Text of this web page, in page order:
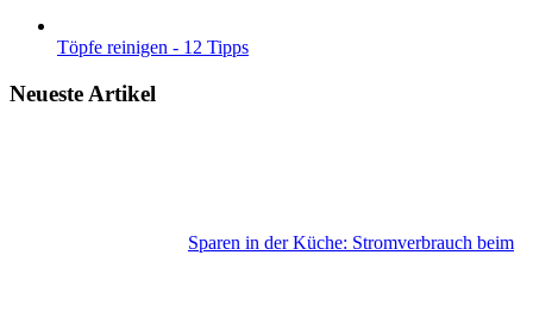
Töpfe reinigen - 12 Tipps
Neueste Artikel
Sparen in der Küche: Stromverbrauch beim